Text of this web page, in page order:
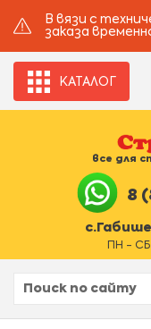
В вязи с
заказа
КАТАЛОГ
все для
8
ПН -